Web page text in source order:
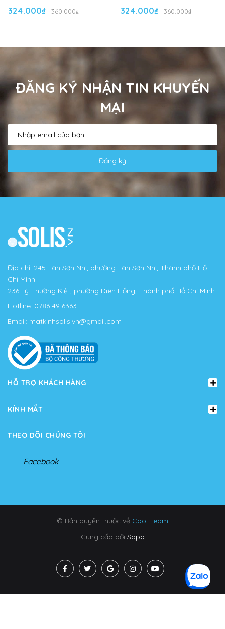
324.000₫ 360.000₫ 324.000₫ 360.000₫
ĐĂNG KÝ NHẬN TIN KHUYẾN
MẠI
Đăng ký
Địa chỉ: 245 Tân Sơn Nhì, phường Tân Sơn Nhì, Thành phố Hồ
Chí Minh
236 Lý Thường Kiệt, phường Diên Hồng, Thành phố Hồ Chí Minh
Hotline: 0786 49 6363
Email: matkinhsolis.vn@gmail.com
HỖ TRỢ KHÁCH HÀNG
KÍNH MẮT
THEO DÕI CHÚNG TÔI
Facebook
© Bản quyền thuộc về Cool Team
Cung cấp bởi Sapo